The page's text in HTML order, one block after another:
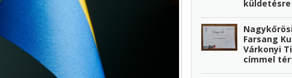
Farsang
Várkonyi
címmel